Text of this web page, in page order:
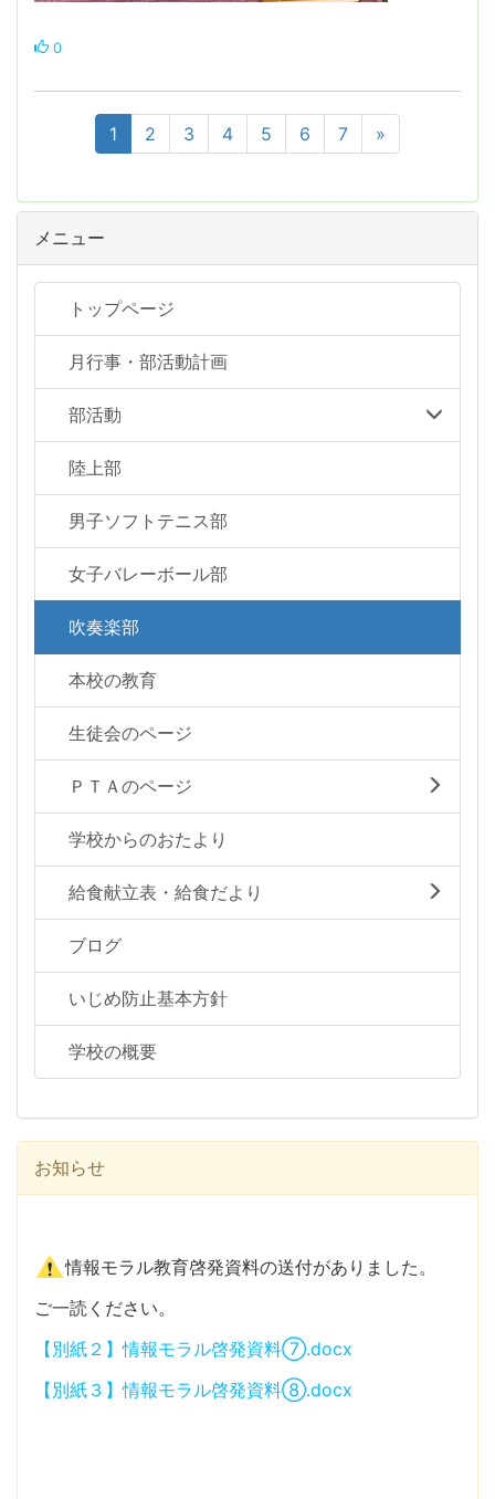
0
1 2 3 4 5 6 7 »
メニュー
トップページ
月行事・部活動計画
部活動
陸上部
男子ソフトテニス部
女子バレーボール部
吹奏楽部
本校の教育
生徒会のページ
ＰＴＡのページ
学校からのおたより
給食献立表・給食だより
ブログ
いじめ防止基本方針
学校の概要
お知らせ
情報モラル教育啓発資料の送付がありました。
ご一読ください。
【別紙２】情報モラル啓発資料⑦.docx
【別紙３】情報モラル啓発資料⑧.docx